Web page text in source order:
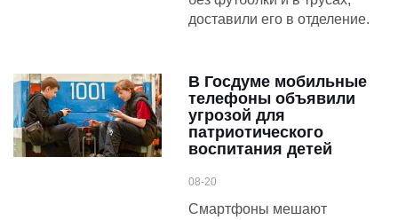
доставили его в отделение.
В Госдуме мобильные
телефоны объявили
угрозой для
патриотического
воспитания детей
08-20
Смартфоны мешают